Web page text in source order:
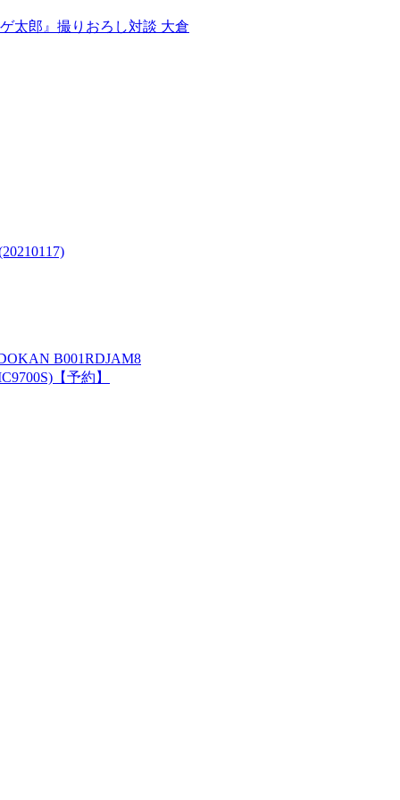
太郎』撮りおろし対談 大倉
B001RDJAM8
【予約】